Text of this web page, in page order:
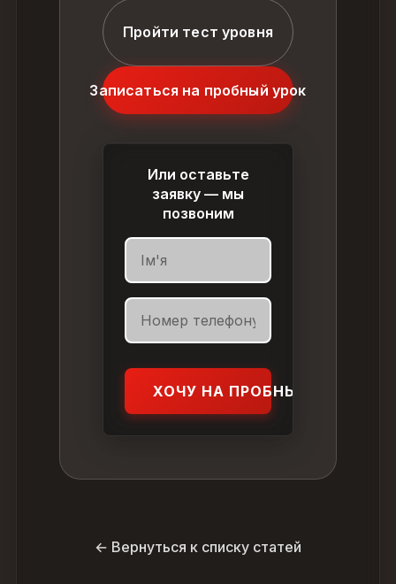
Пройти тест уровня
Записаться на пробный урок
Или оставьте
заявку — мы
позвоним
ХОЧУ НА ПРОБНЫЙ УРОК
← Вернуться к списку статей